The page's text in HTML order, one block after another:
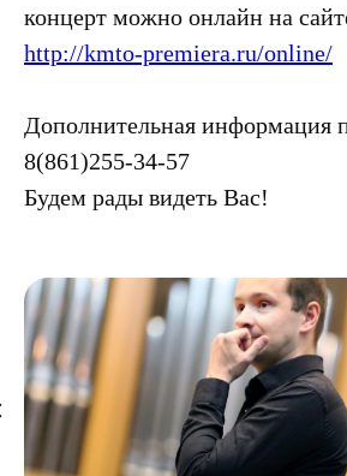
концерт можно онлайн на
http://kmto-premiera.ru/online/
Дополнительная информация
8(861)255-34-57
Будем рады видеть Вас!